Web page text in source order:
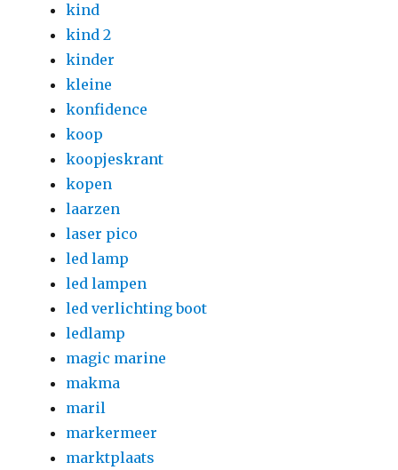
kind
kind 2
kinder
kleine
konfidence
koop
koopjeskrant
kopen
laarzen
laser pico
led lamp
led lampen
led verlichting boot
ledlamp
magic marine
makma
maril
markermeer
marktplaats